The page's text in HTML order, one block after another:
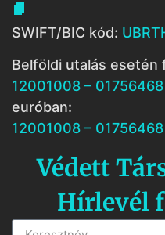

SWIFT/BIC kód:
Belföldi utalás esetén
12001008 –
euróban:
12001008 –
Védett
Hírlevél